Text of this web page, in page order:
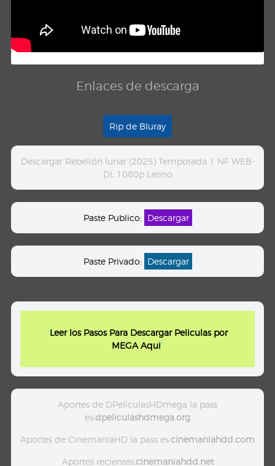
Enlaces de descarga
Rip de Bluray
Descargar Rebelión lunar (2025) Temporada 1 NF WEB-
DL 1080p Latino
Paste Publico: Descargar
Paste Privado: Descargar
"Leer los Pasos Para Descargar Peliculas por
MEGA Aqui"
Aportes de DPeliculasHDmega la pass
es:dpeliculashdmega.org
Aportes de CinemaniaHD la pass es:cinemaniahdd.com
Aportes recientes:cinemaniahdd.net